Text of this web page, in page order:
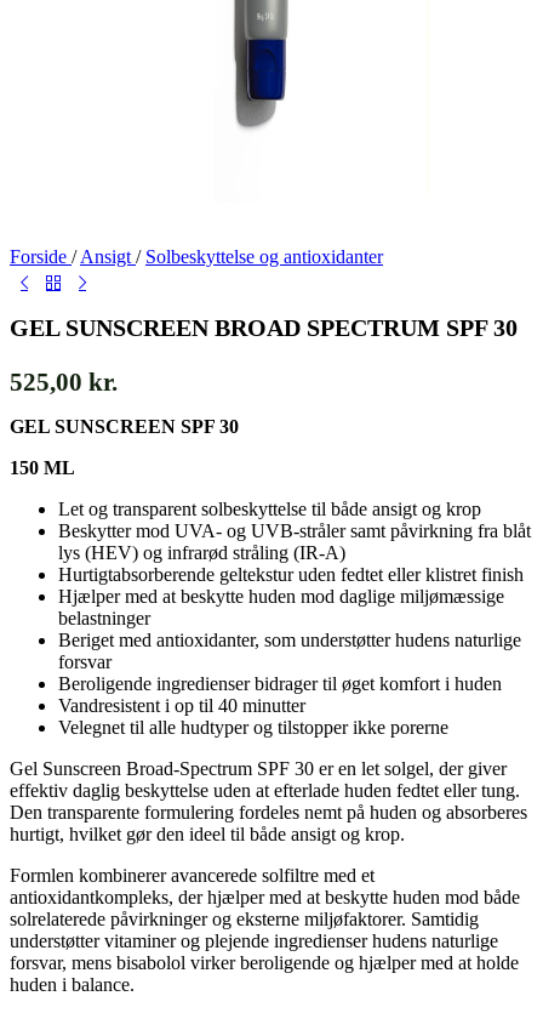
Forside / Ansigt / Solbeskyttelse og antioxidanter
GEL SUNSCREEN BROAD SPECTRUM SPF 30
525,00 kr.
GEL SUNSCREEN SPF 30
150 ML
Let og transparent solbeskyttelse til både ansigt og krop
Beskytter mod UVA- og UVB-stråler samt påvirkning fra blåt
lys (HEV) og infrarød stråling (IR-A)
Hurtigtabsorberende geltekstur uden fedtet eller klistret finish
Hjælper med at beskytte huden mod daglige miljømæssige
belastninger
Beriget med antioxidanter, som understøtter hudens naturlige
forsvar
Beroligende ingredienser bidrager til øget komfort i huden
Vandresistent i op til 40 minutter
Velegnet til alle hudtyper og tilstopper ikke porerne
Gel Sunscreen Broad-Spectrum SPF 30 er en let solgel, der giver
effektiv daglig beskyttelse uden at efterlade huden fedtet eller tung.
Den transparente formulering fordeles nemt på huden og absorberes
hurtigt, hvilket gør den ideel til både ansigt og krop.
Formlen kombinerer avancerede solfiltre med et
antioxidantkompleks, der hjælper med at beskytte huden mod både
solrelaterede påvirkninger og eksterne miljøfaktorer. Samtidig
understøtter vitaminer og plejende ingredienser hudens naturlige
forsvar, mens bisabolol virker beroligende og hjælper med at holde
huden i balance.